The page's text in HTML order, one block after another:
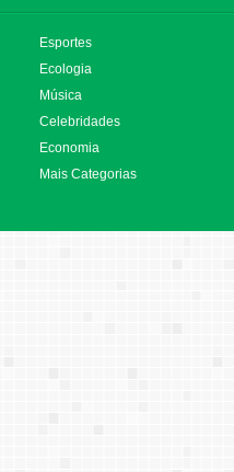
Esportes
Ecologia
Música
Celebridades
Economia
Mais Categorias